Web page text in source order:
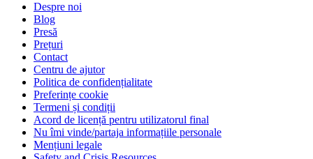
Despre noi
Blog
Presă
Prețuri
Contact
Centru de ajutor
Politica de confidențialitate
Preferințe cookie
Termeni și condiții
Acord de licență pentru utilizatorul final
Nu îmi vinde/partaja informațiile personale
Mențiuni legale